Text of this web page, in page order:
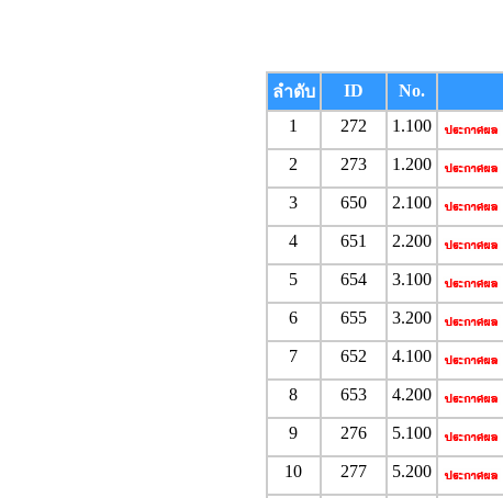
ลำดับ ID No.
1
272 1.100
2 273 1.200
3 650 2.100
4 651 2.200
5 654 3.100
6 655 3.200
7 652 4.100
8 653 4.200
9 276 5.100
10 277 5.200